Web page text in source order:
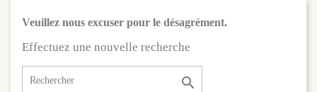
Veuillez nous excuser pour le désagrément.
Effectuez une nouvelle recherche
